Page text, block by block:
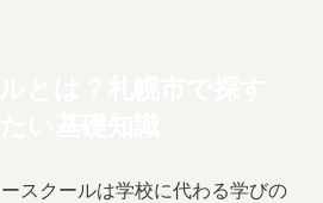
スクールは学校に代わる学びの